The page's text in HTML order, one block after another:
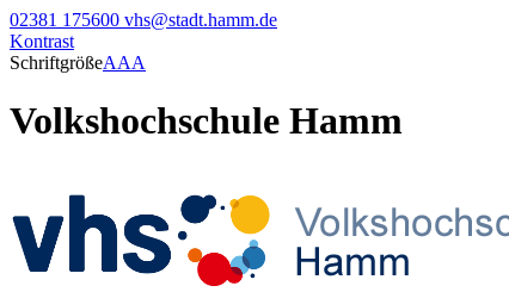
02381 175600 vhs@stadt.hamm.de
Kontrast
SchriftgrößeAAA
Volkshochschule Hamm